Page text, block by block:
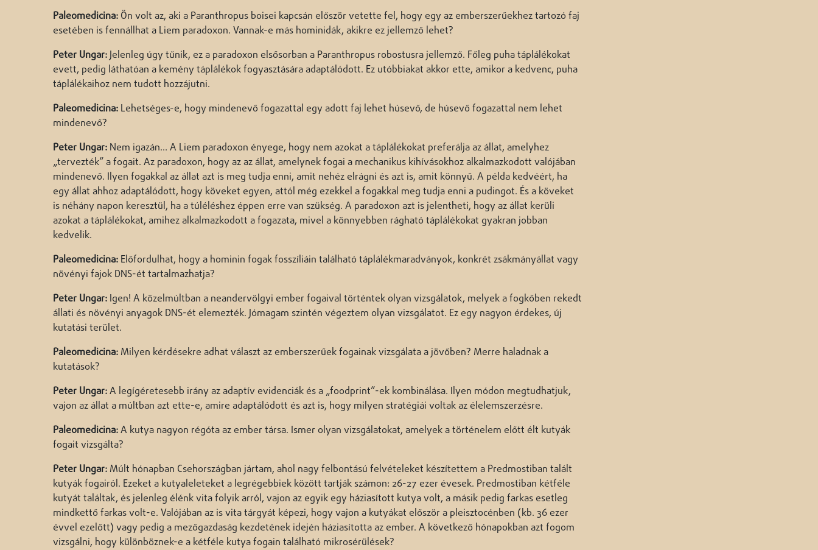
Paleomedicina: Ön volt az, aki a Paranthropus boisei kapcsán először vetette fel, hogy egy az emberszerűekhez tartozó faj
esetében is fennállhat a Liem paradoxon. Vannak-e más hominidák, akikre ez jellemző lehet?
Peter Ungar:Jelenleg úgy tűnik, ez a paradoxon elsősorban a Paranthropus robostusra jellemző. Főleg puha táplálékokat
evett, pedig láthatóan a kemény táplálékok fogyasztására adaptálódott. Ez utóbbiakat akkor ette, amikor a kedvenc, puha
táplálékaihoz nem tudott hozzájutni.
Paleomedicina: Lehetséges-e, hogy mindenevő fogazattal egy adott faj lehet húsevő, de húsevő fogazattal nem lehet
mindenevő?
Peter Ungar: Nem igazán… A Liem paradoxon ényege, hogy nem azokat a táplálékokat preferálja az állat, amelyhez
„tervezték” a fogait. Az paradoxon, hogy az az állat, amelynek fogai a mechanikus kihívásokhoz alkalmazkodott valójában
mindenevő. Ilyen fogakkal az állat azt is meg tudja enni, amit nehéz elrágni és azt is, amit könnyű. A példa kedvéért, ha
egy állat ahhoz adaptálódott, hogy köveket egyen, attól még ezekkel a fogakkal meg tudja enni a pudingot. És a köveket
is néhány napon keresztül, ha a túléléshez éppen erre van szükség. A paradoxon azt is jelentheti, hogy az állat kerüli
azokat a táplálékokat, amihez alkalmazkodott a fogazata, mivel a könnyebben rágható táplálékokat gyakran jobban
kedvelik.
Paleomedicina: Előfordulhat, hogy a hominin fogak fosszíliáin található táplálékmaradványok, konkrét zsákmányállat vagy
növényi fajok DNS-ét tartalmazhatja?
Peter Ungar: Igen! A közelmúltban a neandervölgyi ember fogaival történtek olyan vizsgálatok, melyek a fogkőben rekedt
állati és növényi anyagok DNS-ét elemezték. Jómagam szintén végeztem olyan vizsgálatot. Ez egy nagyon érdekes, új
kutatási terület.
Paleomedicina: Milyen kérdésekre adhat választ az emberszerűek fogainak vizsgálata a jövőben? Merre haladnak a
kutatások?
Peter Ungar:A legígéretesebb irány az adaptív evidenciák és a „foodprint”-ek kombinálása. Ilyen módon megtudhatjuk,
vajon az állat a múltban azt ette-e, amire adaptálódott és azt is, hogy milyen stratégiái voltak az élelemszerzésre.
Paleomedicina:A kutya nagyon régóta az ember társa. Ismer olyan vizsgálatokat, amelyek a történelem előtt élt kutyák
fogait vizsgálta?
Peter Ungar: Múlt hónapban Csehországban jártam, ahol nagy felbontású felvételeket készítettem a Predmostiban talált
kutyák fogairól. Ezeket a kutyaleleteket a legrégebbiek között tartják számon: 26-27 ezer évesek. Predmostiban kétféle
kutyát találtak, és jelenleg élénk vita folyik arról, vajon az egyik egy háziasított kutya volt, a másik pedig farkas esetleg
mindkettő farkas volt-e. Valójában az is vita tárgyát képezi, hogy vajon a kutyákat először a pleisztocénben (kb. 36 ezer
évvel ezelőtt) vagy pedig a mezőgazdaság kezdetének idején háziasította az ember. A következő hónapokban azt fogom
vizsgálni, hogy különböznek-e a kétféle kutya fogain található mikrosérülések?